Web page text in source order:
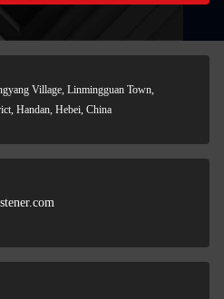
Village, Linmingguan Town,
Handan, Hebei, China